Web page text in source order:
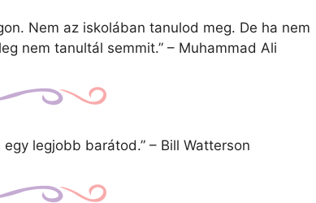
Nem az iskolában tanulod meg. De ha nem
nem tanultál semmit.” – Muhammad Ali
legjobb barátod.” – Bill Watterson